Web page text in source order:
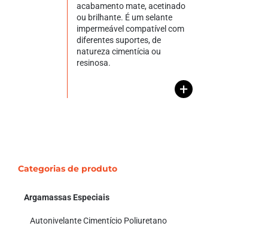
acabamento mate, acetinado
ou brilhante. É um selante
impermeável compatível com
diferentes suportes, de
natureza cimentícia ou
resinosa.
+
Categorias de produto
Argamassas Especiais
Autonivelante Cimentício Poliuretano